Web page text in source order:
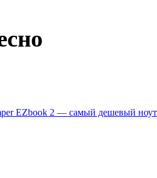
EZbook 2 — самый дешевый